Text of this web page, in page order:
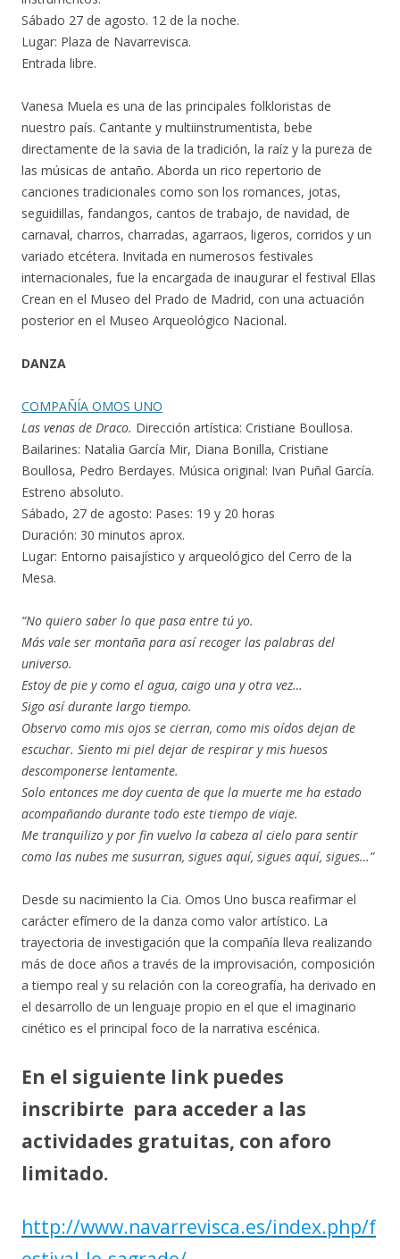
Sábado 27 de agosto. 12 de la noche.
Lugar: Plaza de Navarrevisca.
Entrada libre.
Vanesa Muela es una de las principales folkloristas de
nuestro país. Cantante y multiinstrumentista, bebe
directamente de la savia de la tradición, la raíz y la pureza de
las músicas de antaño. Aborda un rico repertorio de
canciones tradicionales como son los romances, jotas,
seguidillas, fandangos, cantos de trabajo, de navidad, de
carnaval, charros, charradas, agarraos, ligeros, corridos y un
variado etcétera. Invitada en numerosos festivales
internacionales, fue la encargada de inaugurar el festival Ellas
Crean en el Museo del Prado de Madrid, con una actuación
posterior en el Museo Arqueológico Nacional.
DANZA
COMPAÑÍA OMOS UNO
Las venas de Draco. Dirección artística: Cristiane Boullosa.
Bailarines: Natalia García Mir, Diana Bonilla, Cristiane
Boullosa, Pedro Berdayes. Música original: Ivan Puñal García.
Estreno absoluto.
Sábado, 27 de agosto: Pases: 19 y 20 horas
Duración: 30 minutos aprox.
Lugar: Entorno paisajístico y arqueológico del Cerro de la
Mesa.
“No quiero saber lo que pasa entre tú yo.
Más vale ser montaña para así recoger las palabras del
universo.
Estoy de pie y como el agua, caigo una y otra vez…
Sigo así durante largo tiempo.
Observo como mis ojos se cierran, como mis oídos dejan de
escuchar. Siento mi piel dejar de respirar y mis huesos
descomponerse lentamente.
Solo entonces me doy cuenta de que la muerte me ha estado
acompañando durante todo este tiempo de viaje.
Me tranquilizo y por fin vuelvo la cabeza al cielo para sentir
como las nubes me susurran, sigues aquí, sigues aquí, sigues…”
Desde su nacimiento la Cia. Omos Uno busca reafirmar el
carácter efímero de la danza como valor artístico. La
trayectoria de investigación que la compañía lleva realizando
más de doce años a través de la improvisación, composición
a tiempo real y su relación con la coreografía, ha derivado en
el desarrollo de un lenguaje propio en el que el imaginario
cinético es el principal foco de la narrativa escénica.
En el siguiente link puedes
inscribirte para acceder a las
actividades gratuitas, con aforo
limitado.
http://www.navarrevisca.es/index.php/f